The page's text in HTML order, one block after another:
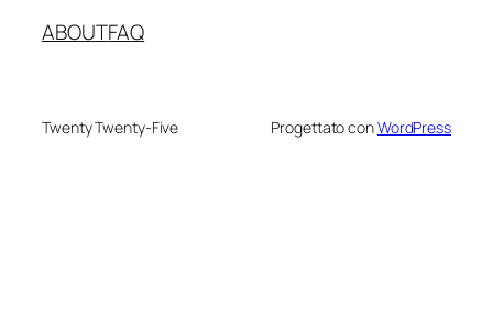
ABOUTFAQ
Twenty Twenty-Five Progettato conWordPress